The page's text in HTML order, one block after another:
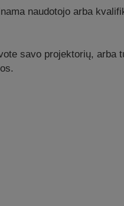
naudotojo arba
savo projektorių,